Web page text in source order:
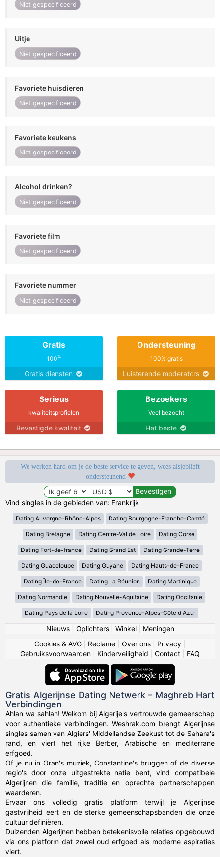
Niet gespecificeerd
Uitje
Niet gespecificeerd
Favoriete huisdieren
Niet gespecificeerd
Favoriete keukens
Niet gespecificeerd
Alcohol drinken?
Niet gespecificeerd
Favoriete film
Niet gespecificeerd
Favoriete nummer
Niet gespecificeerd
Gratis
100%
Gratis diensten
Ondersteuning
100% gratis
Luisterende moderators
Serieus
kwaliteitsprofielen
Bevestigde kwaliteit
Bezoekers
Veel bezocht
Het beste
We werken hard om je de beste service te geven, wees alsjeblieft
ondersteunend
Vind singles in de gebieden van: Frankrijk
Dating Auvergne-Rhône-Alpes Dating Bourgogne-Franche-Comté
Dating Bretagne Dating Centre-Val de Loire Dating Corse
Dating Fort-de-france Dating Grand Est Dating Grande-Terre
Dating Guadeloupe Dating Guyane Dating Hauts-de-France
Dating Île-de-France Dating La Réunion Dating Martinique
Dating Normandie Dating Nouvelle-Aquitaine Dating Occitanie
Dating Pays de la Loire Dating Provence-Alpes-Côte d Azur
Nieuws| Oplichters| Winkel| Meningen
Cookies & AVG
Reclame Over ons Privacy
Gebruiksvoorwaarden
Kinderveiligheid Contact FAQ
Gratis Algerijnse Dating Netwerk – Maghreb Hart
Verbindingen
Ahlan wa sahlan! Welkom bij Algerije's vertrouwde gemeenschap
voor authentieke verbindingen. Weshrak.com brengt Algerijnse
singles samen van Algiers' Middellandse Zeekust tot de Sahara's
rand, en viert het rijke Berber, Arabische en mediterrane
erfgoed.
Of je nu in Oran's muziek, Constantine's bruggen of de diverse
regio's door onze uitgestrekte natie bent, vind compatibele
Algerijnen die familie, traditie en oprechte partnerschappen
waarderen.
Ervaar ons volledig gratis platform terwijl je Algerijnse
gastvrijheid eert en de sterke gemeenschapsbanden die onze
cultuur definiëren.
Duizenden Algerijnen hebben betekenisvolle relaties opgebouwd
via ons platform dat zowel oud erfgoed als moderne aspiraties
viert.